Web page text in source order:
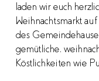
laden wir euch
Weihnachtsmarkt
des
gemütliche,
Köstlichkeiten wie